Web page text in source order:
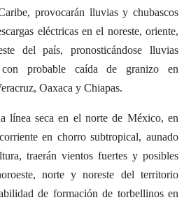
provocarán lluvias y chubascos
eléctricas en el noreste, oriente,
del país, pronosticándose lluvias
con probable caída de granizo en
Oaxaca y Chiapas.
línea seca en el norte de México, en
en chorro subtropical, aunado
traerán vientos fuertes y posibles
norte y noreste del territorio
de formación de torbellinos en